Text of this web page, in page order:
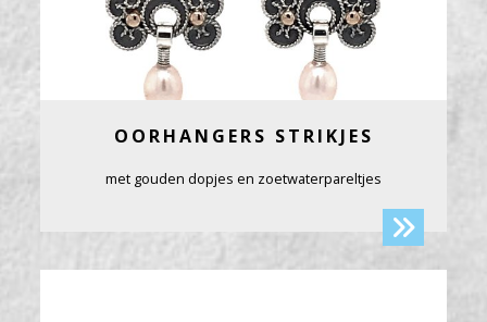
OORHANGERS STRIKJES
met gouden dopjes en zoetwaterpareltjes